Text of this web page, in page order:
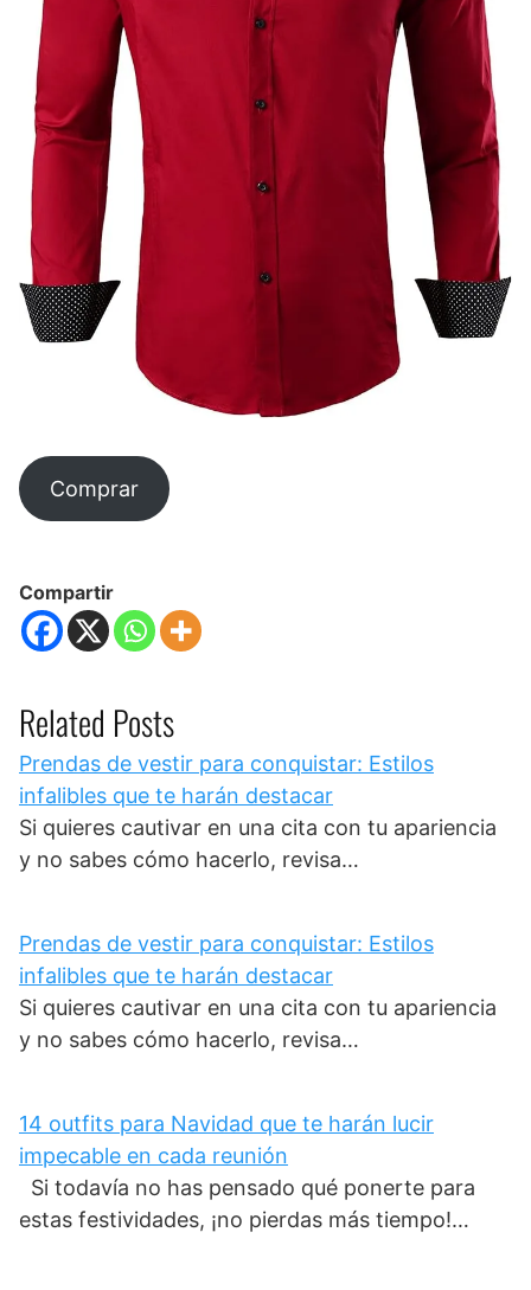
Comprar
Compartir
Related Posts
Prendas de vestir para conquistar: Estilos
infalibles que te harán destacar
Si quieres cautivar en una cita con tu apariencia
y no sabes cómo hacerlo, revisa…
Prendas de vestir para conquistar: Estilos
infalibles que te harán destacar
Si quieres cautivar en una cita con tu apariencia
y no sabes cómo hacerlo, revisa…
14 outfits para Navidad que te harán lucir
impecable en cada reunión
Si todavía no has pensado qué ponerte para
estas festividades, ¡no pierdas más tiempo!…